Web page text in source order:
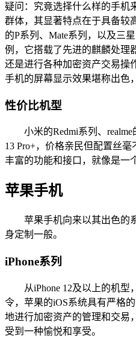
疑问：究竟选择什么样的手机
群体，其显著特点在于具备较
的P系列、Mate系列，以及三
例，它搭载了先进的麒麟处理
还是进行各种加密资产交易操
手机的屏幕显示效果堪称出色
性价比机型
小米的Redmi系列、
13 Pro+，价格亲民但配置丝
丰富的功能和接口，就像是一
苹果手机
苹果手机向来以其出色的
身定制一般。
iPhone系列
从iPhone 12及以上的机
令，苹果的iOS系统具有严格
地进行加密资产的管理和交易
受到一种愉悦和享受。